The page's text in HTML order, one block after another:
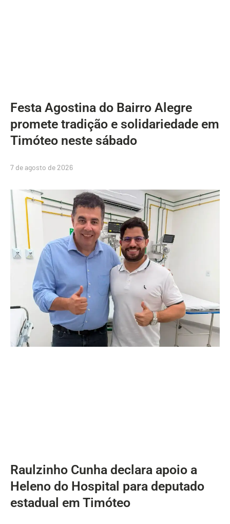
Festa Agostina do Bairro Alegre
promete tradição e solidariedade em
Timóteo neste sábado
7 de agosto de 2026
Raulzinho Cunha declara apoio a
Heleno do Hospital para deputado
estadual em Timóteo